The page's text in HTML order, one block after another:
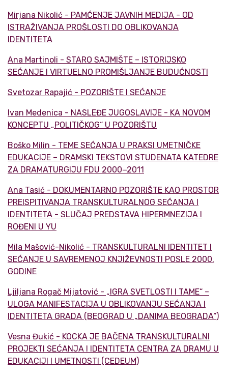
Mirjana Nikolić - PAMĆENJE JAVNIH MEDIJA - OD
ISTRAŽIVANJA PROŠLOSTI DO OBLIKOVANJA
IDENTITETA
Ana Martinoli - STARO SAJMIŠTE – ISTORIJSKO
SEĆANJE I VIRTUELNO PROMIŠLJANJE BUDUĆNOSTI
Svetozar Rapajić - POZORIŠTE I SEĆANJE
Ivan Medenica - NASLEĐE JUGOSLAVIJE - KA NOVOM
KONCEPTU „POLITIČKOG“ U POZORIŠTU
Boško Milin - TEME SEĆANJA U PRAKSI UMETNIČKE
EDUKACIJE – DRAMSKI TEKSTOVI STUDENATA KATEDRE
ZA DRAMATURGIJU FDU 2000−2011
Ana Tasić - DOKUMENTARNO POZORIŠTE KAO PROSTOR
PREISPITIVANJA TRANSKULTURALNOG SEĆANJA I
IDENTITETA - SLUČAJ PREDSTAVA HIPERMNEZIJA I
ROĐENI U YU
Mila Mašović-Nikolić - TRANSKULTURALNI IDENTITET I
SEĆANJE U SAVREMENOJ KNJIŽEVNOSTI POSLE 2000.
GODINE
Ljiljana Rogač Mijatović - „IGRA SVETLOSTI I TAME“ –
ULOGA MANIFESTACIJA U OBLIKOVANJU SEĆANJA I
IDENTITETA GRADA (BEOGRAD U „DANIMA BEOGRADA“)
Vesna Đukić - KOCKA JE BAČENA TRANSKULTURALNI
PROJEKTI SEĆANJA I IDENTITETA CENTRA ZA DRAMU U
EDUKACIJI I UMETNOSTI (CEDEUM)